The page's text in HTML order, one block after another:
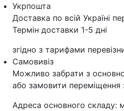
Укрпошта
Доставка по всій Україні
Термін доставки 1-5 дні
згідно з тарифами
Самовивіз
Можливо забрати з
або замовити переміщення
Адреса основного складу: